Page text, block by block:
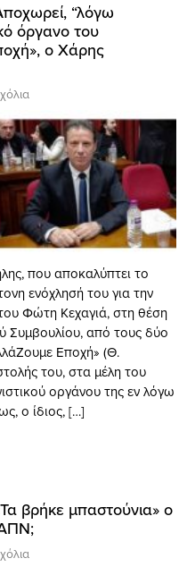
“λόγω
όργανο του
ο Χάρης
που αποκαλύπτει το
ενόχλησή του για την
Φώτη Κεχαγιά, στη θέση
Συμβουλίου, από τους δύο
Εποχή» (Θ.
του, στα μέλη του
οργάνου της εν λόγω
ο ίδιος, […]
βρήκε μπαστούνια» ο